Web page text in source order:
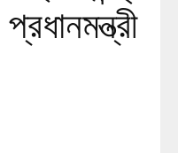
প্রধানমন্ত্রী